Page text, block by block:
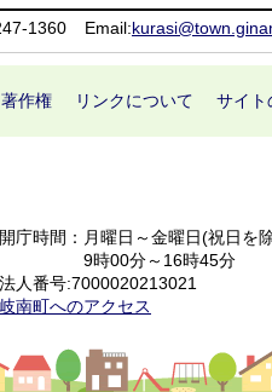
1360 Email:
作権 リンクについて サイト
開庁時間：月曜日～金曜日(祝日を
9時00分～16時45分
法人番号:7000020213021
岐南町へのアクセス